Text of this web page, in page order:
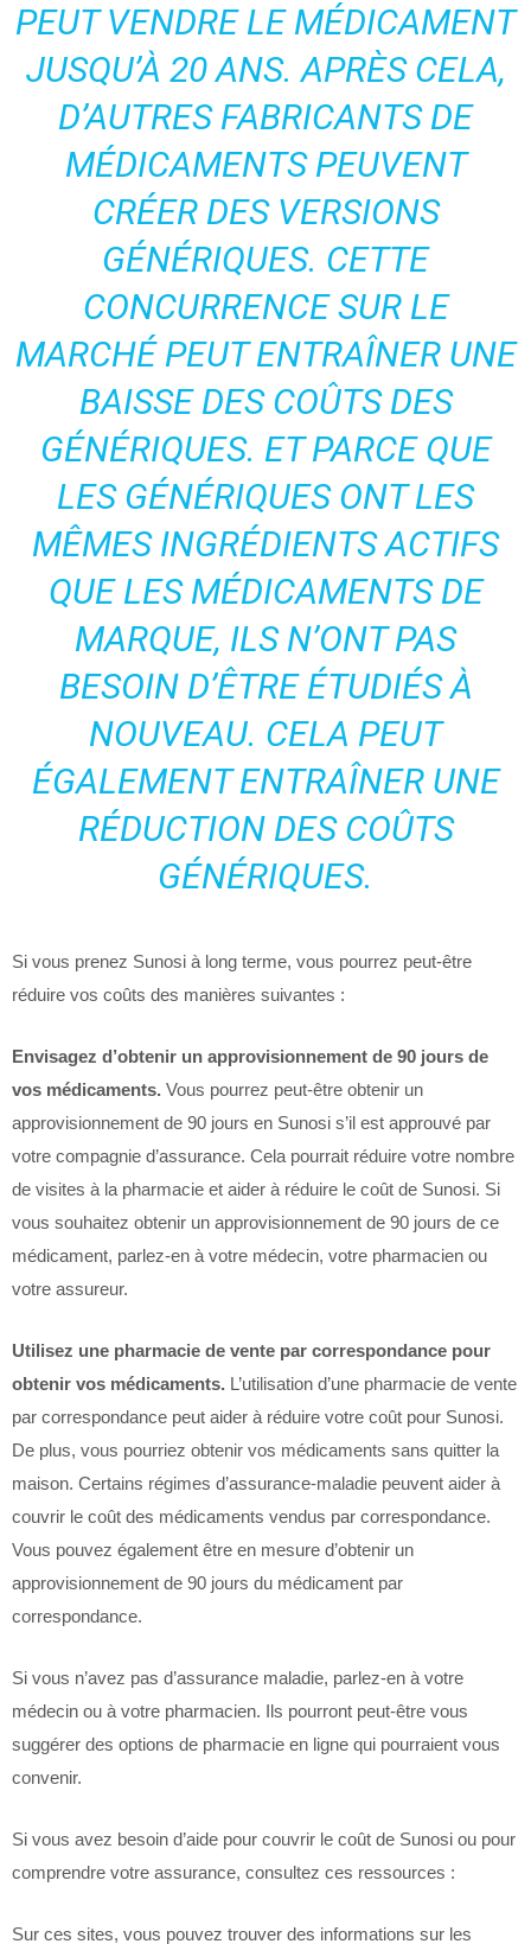
PEUT VENDRE LE MÉDICAMENT
JUSQU’À 20 ANS. APRÈS CELA,
D’AUTRES FABRICANTS DE
MÉDICAMENTS PEUVENT
CRÉER DES VERSIONS
GÉNÉRIQUES. CETTE
CONCURRENCE SUR LE
MARCHÉ PEUT ENTRAÎNER UNE
BAISSE DES COÛTS DES
GÉNÉRIQUES. ET PARCE QUE
LES GÉNÉRIQUES ONT LES
MÊMES INGRÉDIENTS ACTIFS
QUE LES MÉDICAMENTS DE
MARQUE, ILS N’ONT PAS
BESOIN D’ÊTRE ÉTUDIÉS À
NOUVEAU. CELA PEUT
ÉGALEMENT ENTRAÎNER UNE
RÉDUCTION DES COÛTS
GÉNÉRIQUES.
Si vous prenez Sunosi à long terme, vous pourrez peut-être
réduire vos coûts des manières suivantes :
Envisagez d’obtenir un approvisionnement de 90 jours de
vos médicaments. Vous pourrez peut-être obtenir un
approvisionnement de 90 jours en Sunosi s’il est approuvé par
votre compagnie d’assurance. Cela pourrait réduire votre nombre
de visites à la pharmacie et aider à réduire le coût de Sunosi. Si
vous souhaitez obtenir un approvisionnement de 90 jours de ce
médicament, parlez-en à votre médecin, votre pharmacien ou
votre assureur.
Utilisez une pharmacie de vente par correspondance pour
obtenir vos médicaments. L’utilisation d’une pharmacie de vente
par correspondance peut aider à réduire votre coût pour Sunosi.
De plus, vous pourriez obtenir vos médicaments sans quitter la
maison. Certains régimes d’assurance-maladie peuvent aider à
couvrir le coût des médicaments vendus par correspondance.
Vous pouvez également être en mesure d’obtenir un
approvisionnement de 90 jours du médicament par
correspondance.
Si vous n’avez pas d’assurance maladie, parlez-en à votre
médecin ou à votre pharmacien. Ils pourront peut-être vous
suggérer des options de pharmacie en ligne qui pourraient vous
convenir.
Si vous avez besoin d’aide pour couvrir le coût de Sunosi ou pour
comprendre votre assurance, consultez ces ressources :
Sur ces sites, vous pouvez trouver des informations sur les